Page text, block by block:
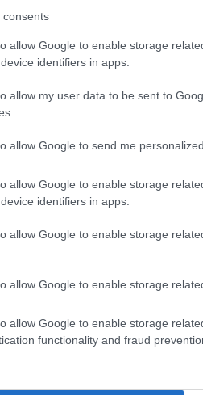
consents
allow Google to enable storage
identifiers in apps.
allow my user data to be sent to
allow Google to send me
allow Google to enable storage
identifiers in apps.
allow Google to enable storage
allow Google to enable storage
allow Google to enable storage
functionality and fraud
και μάθετε πρώτοι όλες τις